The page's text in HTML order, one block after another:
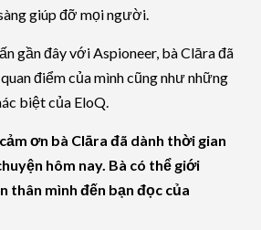
giúp đỡ mọi người.
gần đây với Aspioneer, bà Clāra đã
điểm của mình cũng như những
biệt của EloQ.
ơn bà Clāra đã dành thời gian
hôm nay. Bà có thể giới
thân mình đến bạn đọc của